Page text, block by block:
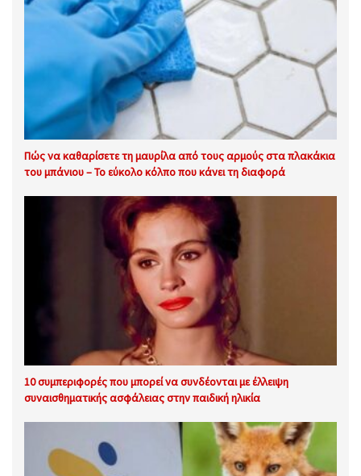
Πώς να καθαρίσετε τη μαυρίλα από τους αρμούς στα πλακάκια
του μπάνιου – Το εύκολο κόλπο που κάνει τη διαφορά
10 συμπεριφορές που μπορεί να συνδέονται με έλλειψη
συναισθηματικής ασφάλειας στην παιδική ηλικία